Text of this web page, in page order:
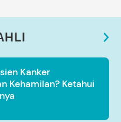
Kanker
Kehamilan? Ketahui